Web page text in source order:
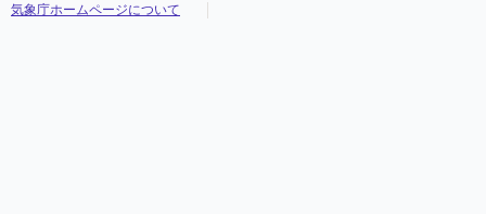
気象庁ホームページについて